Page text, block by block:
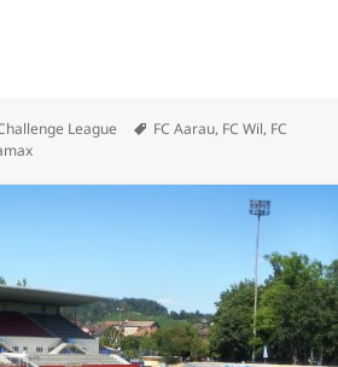
fallen – und plötzlich steht
League Schlagwörter
FC Aarau, FC Wil, FC